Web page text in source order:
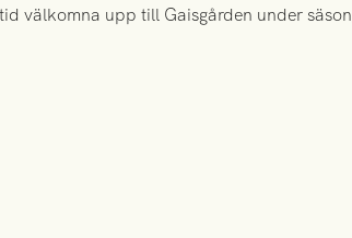
välkomna upp till Gaisgården under